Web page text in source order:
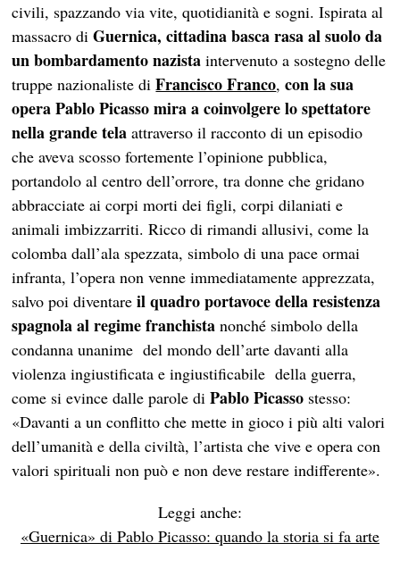
civili, spazzando via vite, quotidianità e sogni. Ispirata al
massacro diGuernica, cittadina basca rasa al suolo da
un bombardamento nazista intervenuto a sostegno delle
truppe nazionaliste diFrancisco Franco,con la sua
opera Pablo Picasso mira a coinvolgere lo spettatore
nella grande tela attraverso il racconto di un episodio
che aveva scosso fortemente l’opinione pubblica,
portandolo al centro dell’orrore, tra donne che gridano
abbracciate ai corpi morti dei figli, corpi dilaniati e
animali imbizzarriti. Ricco di rimandi allusivi, come la
colomba dall’ala spezzata, simbolo di una pace ormai
infranta, l’opera non venne immediatamente apprezzata,
salvo poi diventare il quadro portavoce della resistenza
spagnola al regime franchista nonché simbolo della
condanna unanime del mondo dell’arte davanti alla
violenza ingiustificata e ingiustificabile della guerra,
come si evince dalle parole diPablo Picasso stesso:
«Davanti a un conflitto che mette in gioco i più alti valori
dell’umanità e della civiltà, l’artista che vive e opera con
valori spirituali non può e non deve restare indifferente».
Leggi anche:
«Guernica» di Pablo Picasso: quando la storia si fa arte